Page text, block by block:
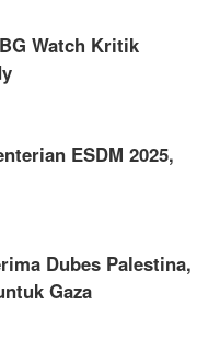
Watch Kritik
ESDM 2025,
Dubes Palestina,
Gaza